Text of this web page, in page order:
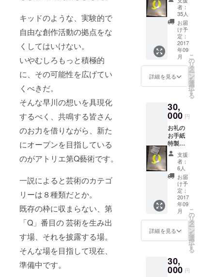
キッドのような、実験的で
自由な創作活動の拠点をな
くしてはいけない。
いやむしろもっと積極的
に、その可能性を広げてい
くべきだ。
そんな早川の想いを具現化
するべく、共鳴する皆さん
のお力を借りながら、新た
にオープンを目指している
のがアトリエ第Q藝術です。
一説によると芸術のカテゴ
リーは８種類だとか。
既存の枠に収まらない、第
「Q」番目の 芸術を生み出
す場、それを披露する場。
そんな場を目指して現在、
準備中です。
イル
1000円
分の割
引券 ※
割引券
は、カ
フェ利
用料、
公演入
場料、
アトリ
エ使用
えま
す。
者：
35人
お届
け予
定：
2017
年09
月
詳細を見る
こ
の
リ
タ
ー
ン
を
選
択
す
る
30,
000 円
お礼の
お手紙
特製ク
リア
ファイ
ル 5000
円分の
割引券
※割引券
は、カ
フェ利
用料、
公演入
場料、
アトリ
エ使用
えま
す。
支援
者：
6人
お届
け予
定：
2017
年09
月
詳細を見る
こ
の
リ
タ
ー
ン
を
選
択
す
る
30,
000 円